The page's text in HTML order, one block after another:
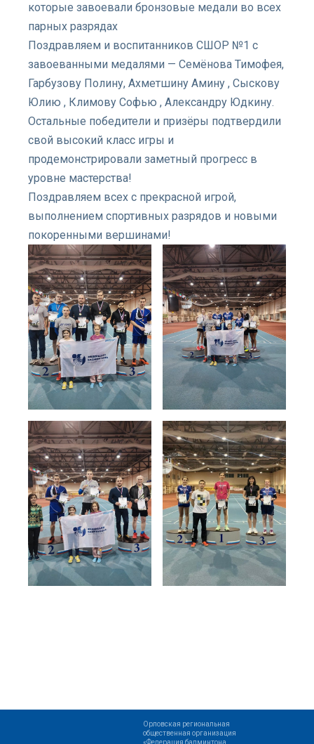
которые завоевали бронзовые медали во всех
парных разрядах
Поздравляем и воспитанников СШОР №1 с
завоеванными медалями — Семёнова Тимофея,
Гарбузову Полину, Ахметшину Амину , Сыскову
Юлию , Климову Софью , Александру Юдкину.
Остальные победители и призёры подтвердили
свой высокий класс игры и
продемонстрировали заметный прогресс в
уровне мастерства!
Поздравляем всех с прекрасной игрой,
выполнением спортивных разрядов и новыми
покоренными вершинами!
Орловская региональная
общественная организация
«Федерация бадминтона